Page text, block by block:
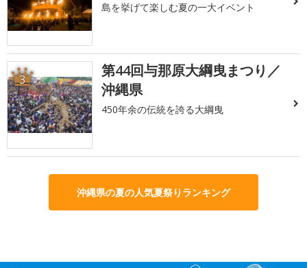
島を挙げて楽しむ夏の一大イベント
3
第44回与那原大綱曳まつり／
沖縄県
450年余の伝統を誇る大綱曳
沖縄県の夏の人気夏祭りランキング